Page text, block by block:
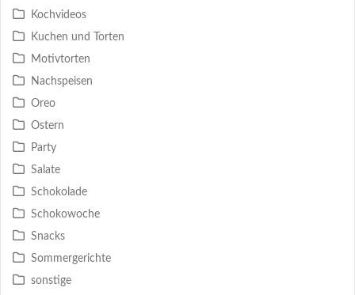
Kochvideos
Kuchen und Torten
Motivtorten
Nachspeisen
Oreo
Ostern
Party
Salate
Schokolade
Schokowoche
Snacks
Sommergerichte
sonstige